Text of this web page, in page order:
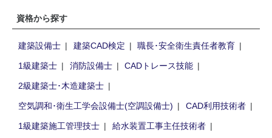
資格から探す
建築設備士 建築CAD検定
職長･安全衛生責任者教育
1級建築士
消防設備士
CADトレース技能
2級建築士･木造建築士
空気調和･衛生工学会設備士(空調設備士)
CAD利用技術者
1級建築施工管理技士
給水装置工事主任技術者